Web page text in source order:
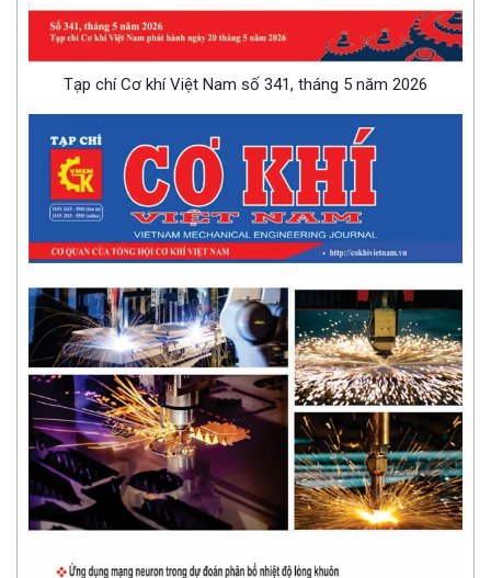
Tạp chí Cơ khí Việt Nam số 341, tháng 5 năm 2026